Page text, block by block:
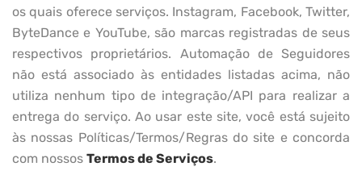
os quais oferece serviços. Instagram, Facebook, Twitter,
ByteDance e YouTube, são marcas registradas de seus
respectivos proprietários. Automação de Seguidores
não está associado às entidades listadas acima, não
utiliza nenhum tipo de integração/API para realizar a
entrega do serviço. Ao usar este site, você está sujeito
às nossas Políticas/Termos/Regras do site e concorda
com nossos Termos de Serviços.